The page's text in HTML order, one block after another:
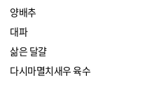
양배추
대파
삶은 달걀
다시마멸치새우 육수